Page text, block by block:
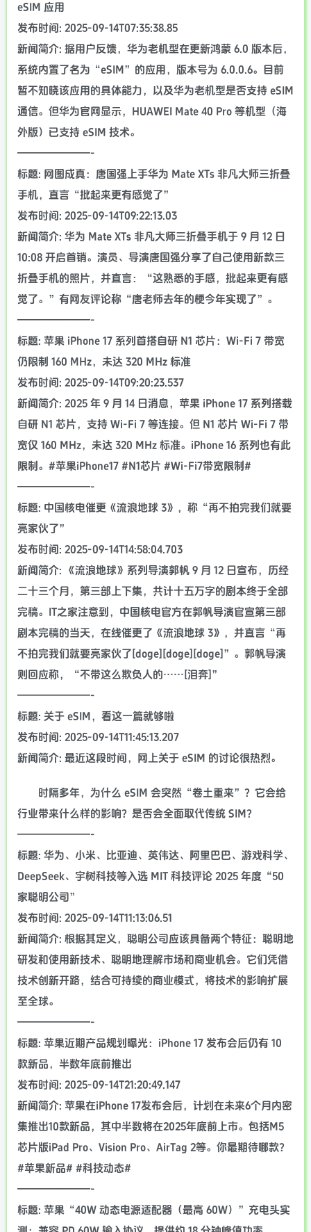
eSIM 应用
发布时间: 2025-09-14T07:35:38.85
新闻简介: 据用户反馈，华为老机型在更新鸿蒙 6.0 版本后，
系统内置了名为“eSIM”的应用，版本号为 6.0.0.6。目前
暂不知晓该应用的具体能力，以及华为老机型是否支持 eSIM
通信。但华为官网显示，HUAWEI Mate 40 Pro 等机型（海
外版）已支持 eSIM 技术。
———————-
标题: 网图成真：唐国强上手华为 Mate XTs 非凡大师三折叠
手机，直言“批起来更有感觉了”
发布时间: 2025-09-14T09:22:13.03
新闻简介: 华为 Mate XTs 非凡大师三折叠手机于 9 月 12 日
10:08 开启首销。演员、导演唐国强分享了自己使用新款三
折叠手机的照片，并直言：“这熟悉的手感，批起来更有感
觉了。”有网友评论称“唐老师去年的梗今年实现了”。
———————-
标题: 苹果 iPhone 17 系列首搭自研 N1 芯片：Wi-Fi 7 带宽
仍限制 160 MHz，未达 320 MHz 标准
发布时间: 2025-09-14T09:20:23.537
新闻简介: 2025 年 9 月 14 日消息，苹果 iPhone 17 系列搭载
自研 N1 芯片，支持 Wi-Fi 7 等连接。但 N1 芯片 Wi-Fi 7 带
宽仅 160 MHz，未达 320 MHz 标准。iPhone 16 系列也有此
限制。#苹果iPhone17 #N1芯片 #Wi-Fi7带宽限制#
———————-
标题: 中国核电催更《流浪地球 3》，称“再不拍完我们就要
亮家伙了”
发布时间: 2025-09-14T14:58:04.703
新闻简介: 《流浪地球》系列导演郭帆 9 月 12 日宣布，历经
二十三个月，第三部上下集，共计十五万字的剧本终于全部
完稿。IT之家注意到，中国核电官方在郭帆导演官宣第三部
剧本完稿的当天，在线催更了《流浪地球 3》，并直言“再
不拍完我们就要亮家伙了[doge][doge][doge]”。郭帆导演
则回应称，“不带这么欺负人的……[泪奔]”
———————-
标题: 关于 eSIM，看这一篇就够啦
发布时间: 2025-09-14T11:45:13.207
新闻简介: 最近这段时间，网上关于 eSIM 的讨论很热烈。
时隔多年，为什么 eSIM 会突然“卷土重来”？它会给
行业带来什么样的影响？是否会全面取代传统 SIM？
———————-
标题: 华为、小米、比亚迪、英伟达、阿里巴巴、游戏科学、
DeepSeek、宇树科技等入选 MIT 科技评论 2025 年度“50
家聪明公司”
发布时间: 2025-09-14T11:13:06.51
新闻简介: 根据其定义，聪明公司应该具备两个特征：聪明地
研发和使用新技术、聪明地理解市场和商业机会。它们凭借
技术创新开路，结合可持续的商业模式，将技术的影响扩展
至全球。
———————-
标题: 苹果近期产品规划曝光：iPhone 17 发布会后仍有 10
款新品，半数年底前推出
发布时间: 2025-09-14T21:20:49.147
新闻简介: 苹果在iPhone 17发布会后，计划在未来6个月内密
集推出10款新品，其中半数将在2025年底前上市。包括M5
芯片版iPad Pro、Vision Pro、AirTag 2等。你最期待哪款？
#苹果新品# #科技动态#
———————-
标题: 苹果“40W 动态电源适配器（最高 60W）”充电头实